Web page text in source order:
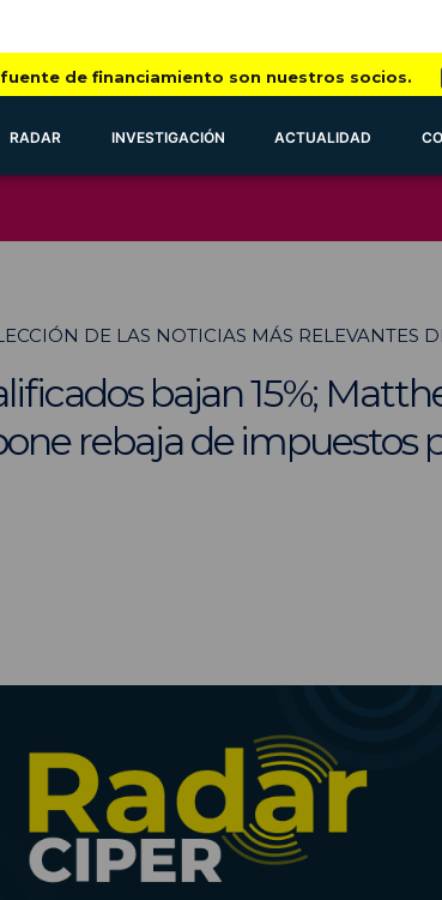
de financiamiento son nuestros socios.
RADAR INVESTIGACIÓN ACTUALIDAD
DE LAS NOTICIAS MÁS RELEVANTES
bajan 15%;
rebaja de impuestos